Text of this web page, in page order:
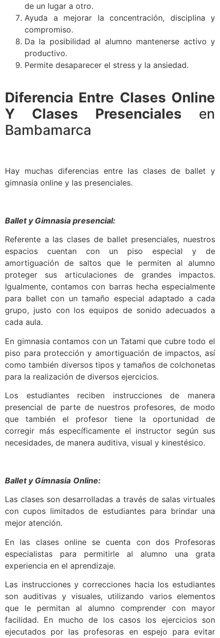
de un lugar a otro.
Ayuda a mejorar la concentración, disciplina y
compromiso.
Da la posibilidad al alumno mantenerse activo y
productivo.
Permite desaparecer el stress y la ansiedad.
Diferencia Entre Clases Online
Y Clases Presenciales en
Bambamarca
Hay muchas diferencias entre las clases de ballet y
gimnasia online y las presenciales.
Ballet y Gimnasia presencial:
Referente a las clases de ballet presenciales, nuestros
espacios cuentan con un piso especial y de
amortiguación de saltos que le permiten al alumno
proteger sus articulaciones de grandes impactos.
Igualmente, contamos con barras hecha especialmente
para ballet con un tamaño especial adaptado a cada
grupo, justo con los equipos de sonido adecuados a
cada aula.
En gimnasia contamos con un Tatami que cubre todo el
piso para protección y amortiguación de impactos, así
como también diversos tipos y tamaños de colchonetas
para la realización de diversos ejercicios.
Los estudiantes reciben instrucciones de manera
presencial de parte de nuestros profesores, de modo
que también el profesor tiene la oportunidad de
corregir más específicamente el instructor según sus
necesidades, de manera auditiva, visual y kinestésico.
Ballet y Gimnasia Online:
Las clases son desarrolladas a través de salas virtuales
con cupos limitados de estudiantes para brindar una
mejor atención.
En las clases online se cuenta con dos Profesoras
especialistas para permitirle al alumno una grata
experiencia en el aprendizaje.
Las instrucciones y correcciones hacia los estudiantes
son auditivas y visuales, utilizando varios elementos
que le permitan al alumno comprender con mayor
facilidad. En mucho de los casos los ejercicios son
ejecutados por las profesoras en espejo para evitar